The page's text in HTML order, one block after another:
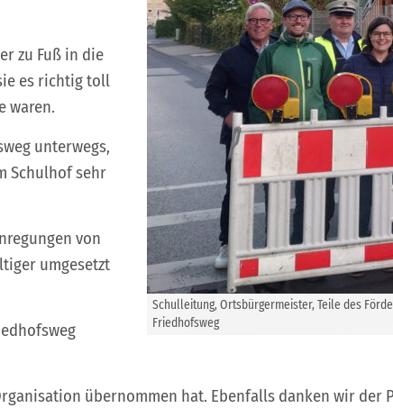
Schulleitung, Ortsbürgermeister, Teile des
Friedhofsweg
zu Fuß in die
es richtig toll
waren.
unterwegs,
Schulhof sehr
von
umgesetzt
übernommen hat. Ebenfalls danken wir der